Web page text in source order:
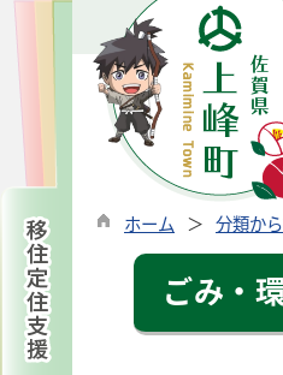
ホーム 分類か
ごみ・